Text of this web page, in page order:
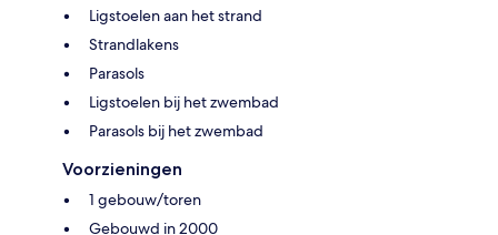
Ligstoelen aan het strand
Strandlakens
Parasols
Ligstoelen bij het zwembad
Parasols bij het zwembad
Voorzieningen
1 gebouw/toren
Gebouwd in 2000